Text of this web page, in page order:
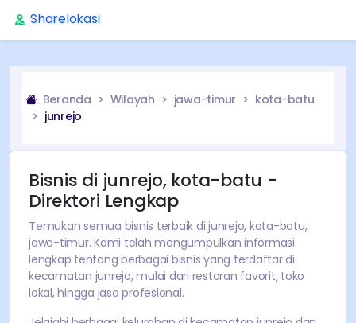
Sharelokasi
Beranda Wilayah jawa-timur
kota-batu
junrejo
Bisnis di junrejo, kota-batu -
Direktori Lengkap
Temukan semua bisnis terbaik di junrejo, kota-batu,
jawa-timur. Kami telah mengumpulkan informasi
lengkap tentang berbagai bisnis yang terdaftar di
kecamatan junrejo, mulai dari restoran favorit, toko
lokal, hingga jasa profesional.